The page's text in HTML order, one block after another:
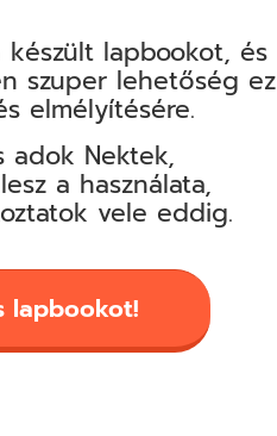
lapbookot, és
szuper lehetőség ez
elmélyítésére.
adok Nektek,
a használata,
vele eddig.
lapbookot!